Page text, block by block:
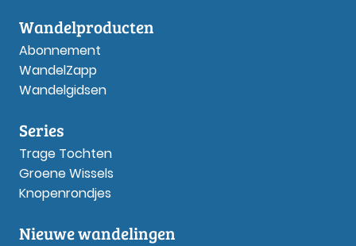
Wandelproducten
Abonnement
WandelZapp
Wandelgidsen
Series
Trage Tochten
Groene Wissels
Knopenrondjes
Nieuwe wandelingen